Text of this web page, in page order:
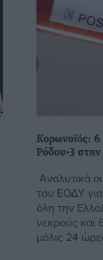
Κορωνοϊός:
Ρόδου-3
Αναλυτικά
του ΕΟΔΥ
όλη την
νεκρούς και
μόλις 24